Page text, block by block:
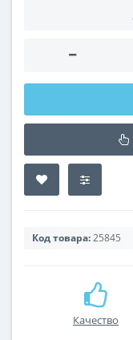
Код товара:25845
Качество